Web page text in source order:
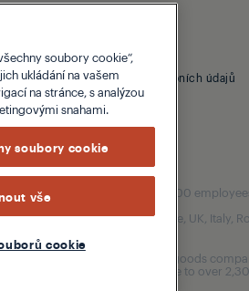
Zásady ochrany osobních údajů
parent company, Beko has 55,000
(i.e. Türkiye, UK, Italy,
Beko became the largest white goods
are home to over
soubory cookie“,
ukládání na vašem
na stránce, s analýzou
snahami.
soubory cookie
vše
cookie